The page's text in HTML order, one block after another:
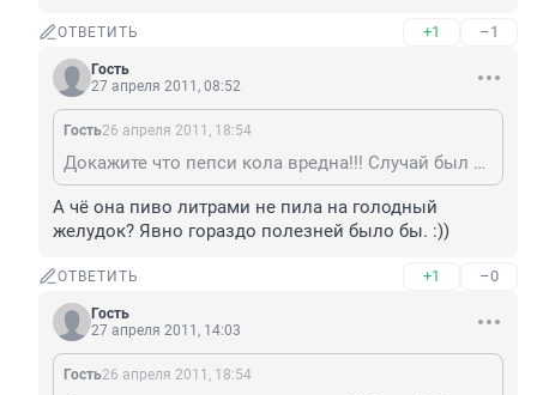
ОТВЕТИТЬ +1 –1
Гость
27 апреля 2011, 08:52
Гость26 апреля 2011, 18:54
Докажите что пепси кола вредна!!! Случай был по тв показывали. Женщина пила 2 года пила очень часто напиток конкурентов и получила язву или гастрит вот ссылка http://www.badshops.ru/news/news46.shtml
А чё она пиво литрами не пила на голодный
желудок? Явно гораздо полезней было бы. :))
ОТВЕТИТЬ +1 –0
Гость
27 апреля 2011, 14:03
Гость26 апреля 2011, 18:54